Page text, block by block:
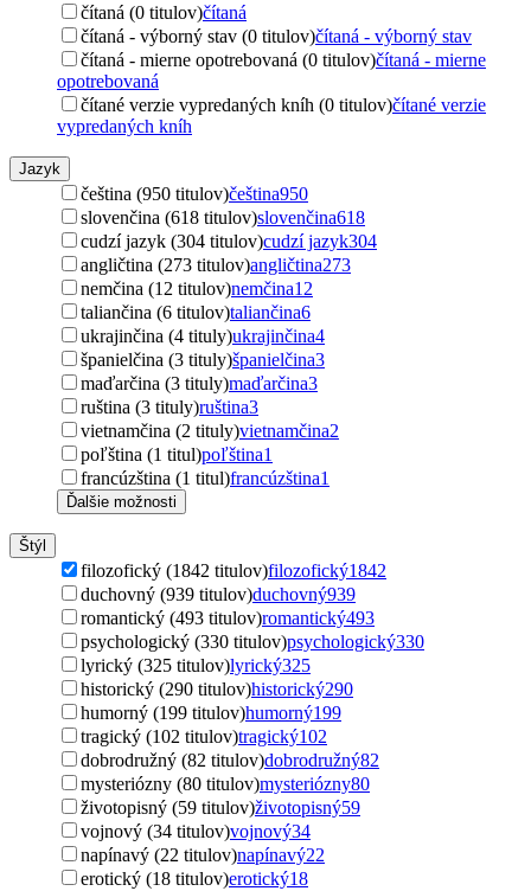
čítaná (0 titulov)čítaná
čítaná - výborný stav (0 titulov)čítaná - výborný stav
čítaná - mierne opotrebovaná (0 titulov)čítaná - mierne
opotrebovaná
čítané verzie vypredaných kníh (0 titulov)čítané verzie
vypredaných kníh
Jazyk
čeština (950 titulov)čeština950
slovenčina (618 titulov)slovenčina618
cudzí jazyk (304 titulov)cudzí jazyk304
angličtina (273 titulov)angličtina273
nemčina (12 titulov)nemčina12
taliančina (6 titulov)taliančina6
ukrajinčina (4 tituly)ukrajinčina4
španielčina (3 tituly)španielčina3
maďarčina (3 tituly)maďarčina3
ruština (3 tituly)ruština3
vietnamčina (2 tituly)vietnamčina2
poľština (1 titul)poľština1
francúzština (1 titul)francúzština1
Ďalšie možnosti
Štýl
filozofický (1842 titulov)filozofický1842
duchovný (939 titulov)duchovný939
romantický (493 titulov)romantický493
psychologický (330 titulov)psychologický330
lyrický (325 titulov)lyrický325
historický (290 titulov)historický290
humorný (199 titulov)humorný199
tragický (102 titulov)tragický102
dobrodružný (82 titulov)dobrodružný82
mysteriózny (80 titulov)mysteriózny80
životopisný (59 titulov)životopisný59
vojnový (34 titulov)vojnový34
napínavý (22 titulov)napínavý22
erotický (18 titulov)erotický18